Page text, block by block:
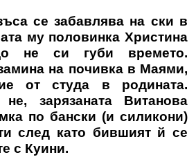
се забавлява на ски в
му половинка Христина
не си губи времето.
на почивка в Маями,
от студа в родината.
зарязаната Витанова
по бански (и силикони)
след като бившият й се
с Куини.